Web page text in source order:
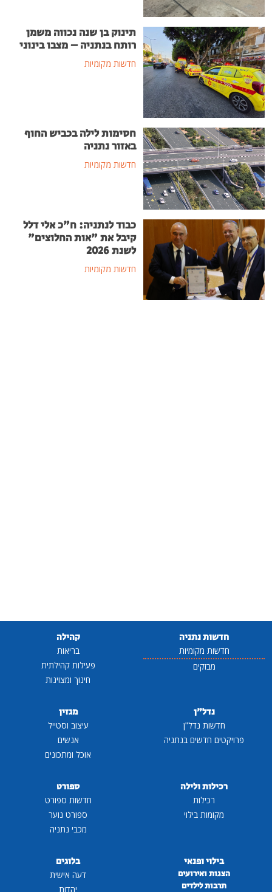
תינוק בן שנה נכווה משמן
רותח בנתניה – מצבו בינוני
חדשות מקומיות
חסימות לילה בכביש החוף
באזור נתניה
חדשות מקומיות
כבוד לנתניה: ח"כ אלי דלל
קיבל את "אות החלוצים"
לשנת 2026
חדשות מקומיות
חדשות נתניה
חדשות מקומיות
מבזקים
קהילה
בריאות
פעילות קהילתית
חינוך ומצוינות
נדל"ן
חדשות נדל"ן
פרויקטים חדשים בנתניה
מגזין
עיצוב וסטייל
אנשים
אוכל ומתכונים
רכילות ולילה
רכילות
מקומות בילוי
ספורט
חדשות ספורט
ספורט נוער
מכבי נתניה
בילוי ופנאי
הצגות ואירועים
תרבות לילדים
בלוגים
דעה אישית
יהדות